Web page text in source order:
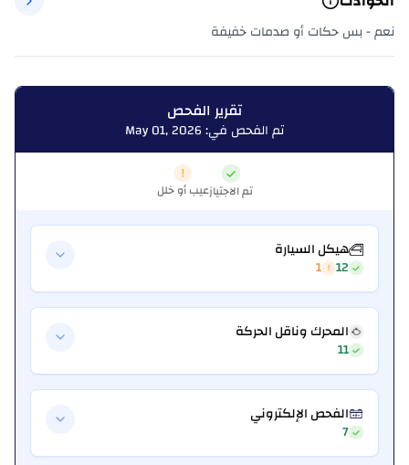
نعم - بس حكات أو صدمات خفيفة
تقرير الفحص
تم الفحص في: May 01, 2026
تم الاجتيازعيب أو خلل
هيكل السيارة
12
1
المحرك وناقل الحركة
11
الفحص الإلكتروني
7